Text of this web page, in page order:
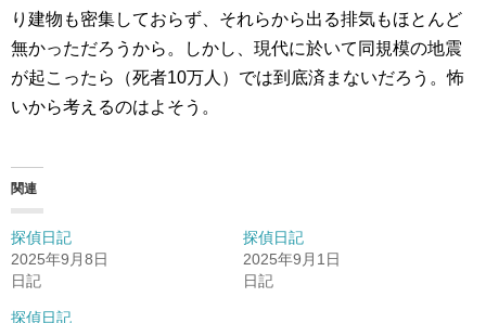
り建物も密集しておらず、それらから出る排気もほとんど
無かっただろうから。しかし、現代に於いて同規模の地震
が起こったら（死者10万人）では到底済まないだろう。怖
いから考えるのはよそう。
関連
探偵日記
2025年9月8日
日記
探偵日記
2025年9月1日
日記
探偵日記